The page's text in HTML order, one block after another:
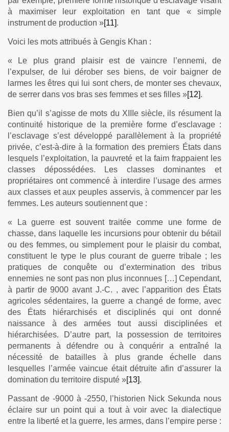
à maximiser leur exploitation en tant que « simple
instrument de production »[11].
Voici les mots attribués à Gengis Khan :
« Le plus grand plaisir est de vaincre l’ennemi, de
l’expulser, de lui dérober ses biens, de voir baigner de
larmes les êtres qui lui sont chers, de monter ses chevaux,
de serrer dans vos bras ses femmes et ses filles »[12].
Bien qu’il s’agisse de mots du XIIIe siècle, ils résument la
continuité historique de la première forme d’esclavage :
l’esclavage s’est développé parallèlement à la propriété
privée, c’est-à-dire à la formation des premiers États dans
lesquels l’exploitation, la pauvreté et la faim frappaient les
classes dépossédées. Les classes dominantes et
propriétaires ont commencé à interdire l’usage des armes
aux classes et aux peuples asservis, à commencer par les
femmes. Les auteurs soutiennent que :
« La guerre est souvent traitée comme une forme de
chasse, dans laquelle les incursions pour obtenir du bétail
ou des femmes, ou simplement pour le plaisir du combat,
constituent le type le plus courant de guerre tribale ; les
pratiques de conquête ou d’extermination des tribus
ennemies ne sont pas non plus inconnues […] Cependant,
à partir de 9000 avant J.-C. , avec l’apparition des États
agricoles sédentaires, la guerre a changé de forme, avec
des États hiérarchisés et disciplinés qui ont donné
naissance à des armées tout aussi disciplinées et
hiérarchisées. D’autre part, la possession de territoires
permanents à défendre ou à conquérir a entraîné la
nécessité de batailles à plus grande échelle dans
lesquelles l’armée vaincue était détruite afin d’assurer la
domination du territoire disputé »[13].
Passant de -9000 à -2550, l’historien Nick Sekunda nous
éclaire sur un point qui a tout à voir avec la dialectique
entre la liberté et la guerre, les armes, dans l’empire perse :